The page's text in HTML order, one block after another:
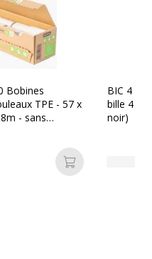
Bobines
TPE - 57 x
- sans
Ajouter au
BIC 4
bille 4
noir)